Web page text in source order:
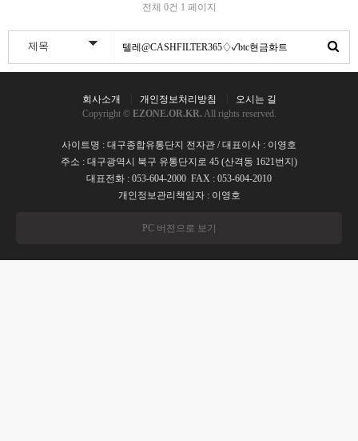
전체 0건 1 페이지
회사소개 개인정보처리방침
오시는 길
Copyright © EZONE.OR.KR. All rights reserved.
사이트명 : 대구종합유통단지 전자관 / 대표이사 : 이영호
주소 : 대구광역시 북구 유통단지로 45 (산격동 1621번지)
대표전화 : 053-604-2000 FAX : 053-604-2010
개인정보관리책임자 : 이영호
PC 버전으로 보기